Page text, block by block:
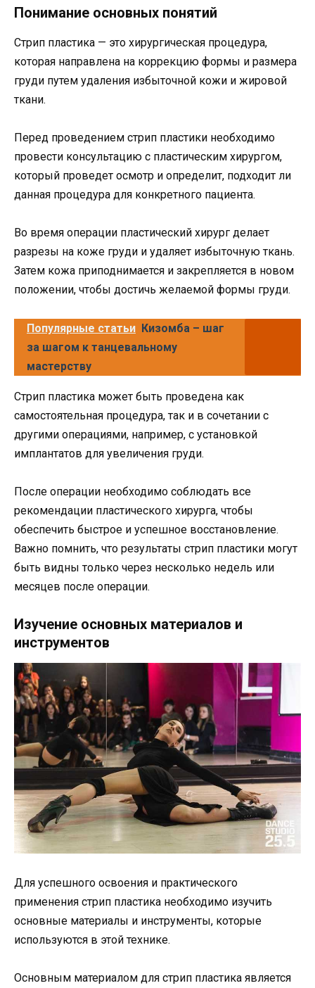
Понимание основных понятий
Стрип пластика — это хирургическая процедура,
которая направлена на коррекцию формы и размера
груди путем удаления избыточной кожи и жировой
ткани.
Перед проведением стрип пластики необходимо
провести консультацию с пластическим хирургом,
который проведет осмотр и определит, подходит ли
данная процедура для конкретного пациента.
Во время операции пластический хирург делает
разрезы на коже груди и удаляет избыточную ткань.
Затем кожа приподнимается и закрепляется в новом
положении, чтобы достичь желаемой формы груди.
Популярные статьи Кизомба – шаг
за шагом к танцевальному
мастерству
Стрип пластика может быть проведена как
самостоятельная процедура, так и в сочетании с
другими операциями, например, с установкой
имплантатов для увеличения груди.
После операции необходимо соблюдать все
рекомендации пластического хирурга, чтобы
обеспечить быстрое и успешное восстановление.
Важно помнить, что результаты стрип пластики могут
быть видны только через несколько недель или
месяцев после операции.
Изучение основных материалов и
инструментов
Для успешного освоения и практического
применения стрип пластика необходимо изучить
основные материалы и инструменты, которые
используются в этой технике.
Основным материалом для стрип пластика является